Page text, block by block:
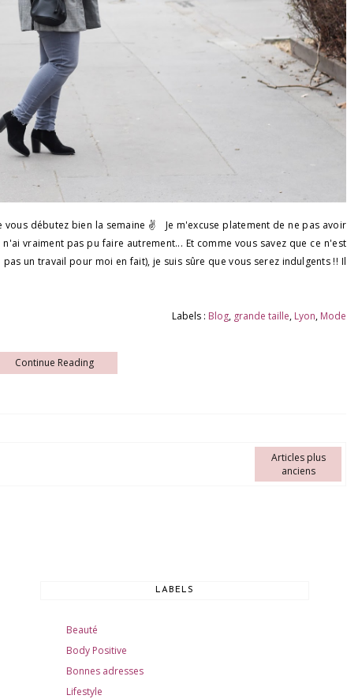
vous débutez bien la semaine ✌ Je m'excuse platement de ne pas avoir
vraiment pas pu faire autrement... Et comme vous savez que ce n'est
un travail pour moi en fait), je suis sûre que vous serez indulgents !! Il
Labels : Blog, grande taille, Lyon, Mode
Continue Reading
Articles plus
anciens
LABELS
Beauté
Body Positive
Bonnes adresses
Lifestyle